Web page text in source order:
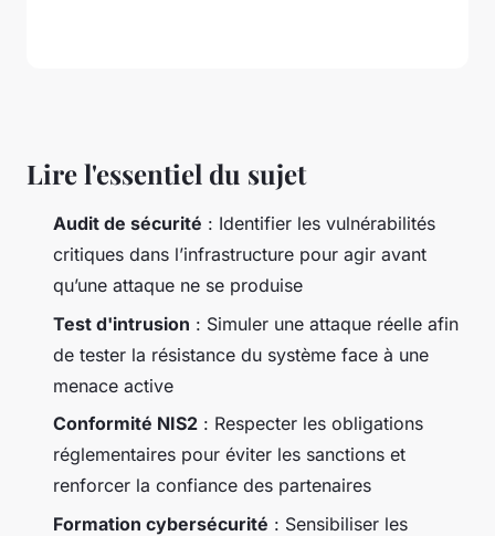
Lire l'essentiel du sujet
Audit de sécurité : Identifier les vulnérabilités
critiques dans l’infrastructure pour agir avant
qu’une attaque ne se produise
Test d'intrusion : Simuler une attaque réelle afin
de tester la résistance du système face à une
menace active
Conformité NIS2 : Respecter les obligations
réglementaires pour éviter les sanctions et
renforcer la confiance des partenaires
Formation cybersécurité : Sensibiliser les